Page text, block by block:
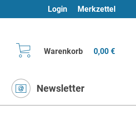
Login Merkzettel
Warenkorb 0,00 €
Newsletter